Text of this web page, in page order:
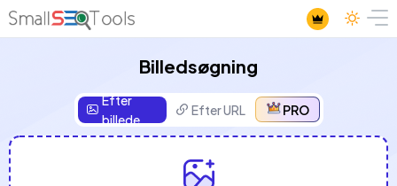
Billedsøgning
Efter
billede
Efter URL PRO